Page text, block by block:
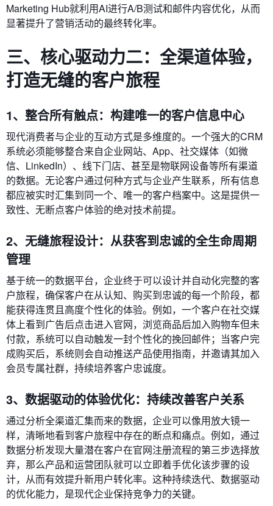
Marketing Hub就利用AI进行A/B测试和邮件内容优化，从而
显著提升了营销活动的最终转化率。
三、核心驱动力二：全渠道体验，
打造无缝的客户旅程
1、整合所有触点：构建唯一的客户信息中心
现代消费者与企业的互动方式是多维度的。一个强大的CRM
系统必须能够整合来自企业网站、App、社交媒体（如微
信、LinkedIn）、线下门店、甚至是物联网设备等所有渠道
的数据。无论客户通过何种方式与企业产生联系，所有信息
都应被实时汇集到同一个、唯一的客户档案中。这是提供一
致性、无断点客户体验的绝对技术前提。
2、无缝旅程设计：从获客到忠诚的全生命周期
管理
基于统一的数据平台，企业终于可以设计并自动化完整的客
户旅程，确保客户在从认知、购买到忠诚的每一个阶段，都
能获得连贯且高度个性化的体验。例如，一个客户在社交媒
体上看到广告后点击进入官网，浏览商品后加入购物车但未
付款，系统可以自动触发一封个性化的挽回邮件；当客户完
成购买后，系统则会自动推送产品使用指南，并邀请其加入
会员专属社群，持续培养客户忠诚度。
3、数据驱动的体验优化：持续改善客户关系
通过分析全渠道汇集而来的数据，企业可以像用放大镜一
样，清晰地看到客户旅程中存在的断点和痛点。例如，通过
数据分析发现大量潜在客户在官网注册流程的第三步选择放
弃，那么产品和运营团队就可以立即着手优化该步骤的设
计，从而有效提升新用户转化率。这种持续迭代、数据驱动
的优化能力，是现代企业保持竞争力的关键。